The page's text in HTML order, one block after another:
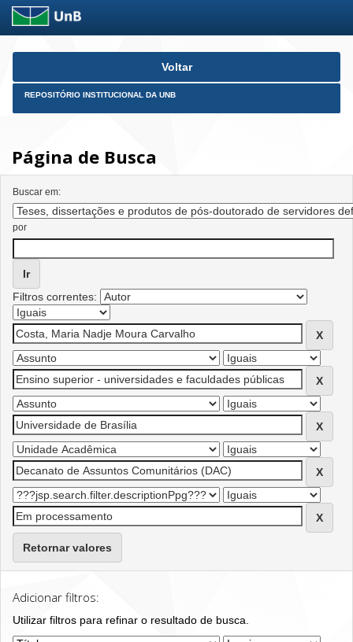
Skip
Voltar
REPOSITÓRIO INSTITUCIONAL DA UNB
Página de Busca
Buscar em:
por
Filtros correntes:
Retornar valores
Adicionar filtros:
Utilizar filtros para refinar o resultado de busca.